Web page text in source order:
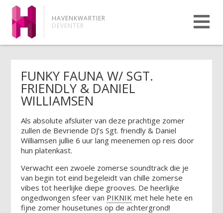
HAVENKWARTIER
DEVENTER
FUNKY FAUNA W/ SGT.
FRIENDLY & DANIEL
WILLIAMSEN
Als absolute afsluiter van deze prachtige zomer
zullen de Bevriende DJ’s Sgt. friendly & Daniel
Williamsen jullie 6 uur lang meenemen op reis door
hun platenkast.
Verwacht een zwoele zomerse soundtrack die je
van begin tot eind begeleidt van chille zomerse
vibes tot heerlijke diepe grooves. De heerlijke
ongedwongen sfeer van PIKNIK met hele hete en
fijne zomer housetunes op de achtergrond!